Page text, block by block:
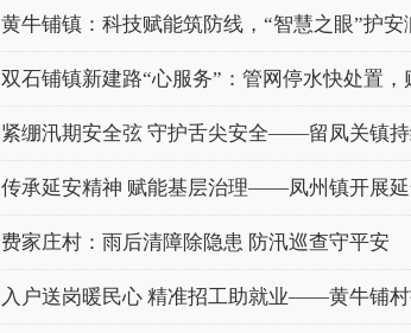
黄牛铺镇：科技赋能筑防线，“智慧之眼”护安
双石铺镇新建路“心服务”：管网停水快处置
紧绷汛期安全弦 守护舌尖安全——留凤关镇
传承延安精神 赋能基层治理——凤州镇开展
费家庄村：雨后清障除隐患 防汛巡查守平安
入户送岗暖民心 精准招工助就业——黄牛铺